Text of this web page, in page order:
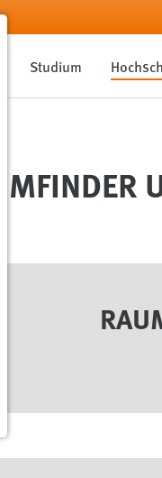
Studium